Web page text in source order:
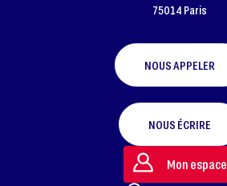
75014 Paris
NOUS APPELER
NOUS ÉCRIRE
Mon espace